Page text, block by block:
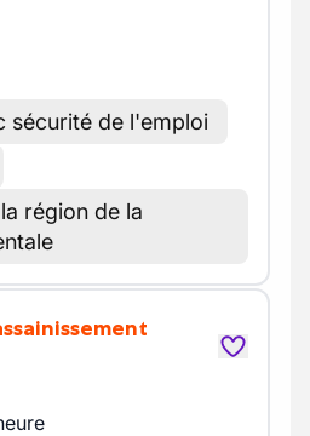
sécurité de l'emploi
région de la